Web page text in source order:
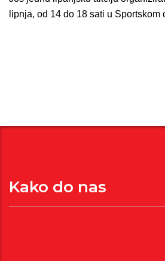
lipnja, od 14 do 18 sati u Sportskom
Kako do nas